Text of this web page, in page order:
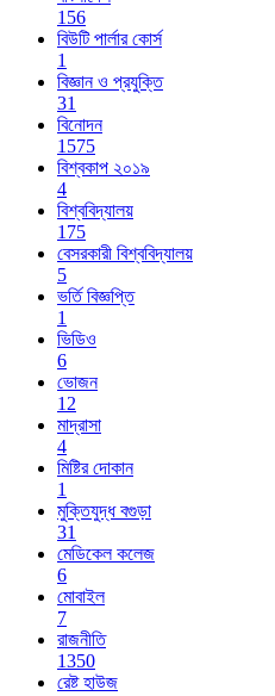
156
বিউটি পার্লার কোর্স
1
বিজ্ঞান ও প্রযুক্তি
31
বিনোদন
1575
বিশ্বকাপ ২০১৯
4
বিশ্ববিদ্যালয়
175
বেসরকারী বিশ্ববিদ্যালয়
5
ভর্তি বিজ্ঞপ্তি
1
ভিডিও
6
ভোজন
12
মাদ্রাসা
4
মিষ্টির দোকান
1
মুক্তিযুদ্ধ বগুড়া
31
মেডিকেল কলেজ
6
মোবাইল
7
রাজনীতি
1350
রেষ্ট হাউজ